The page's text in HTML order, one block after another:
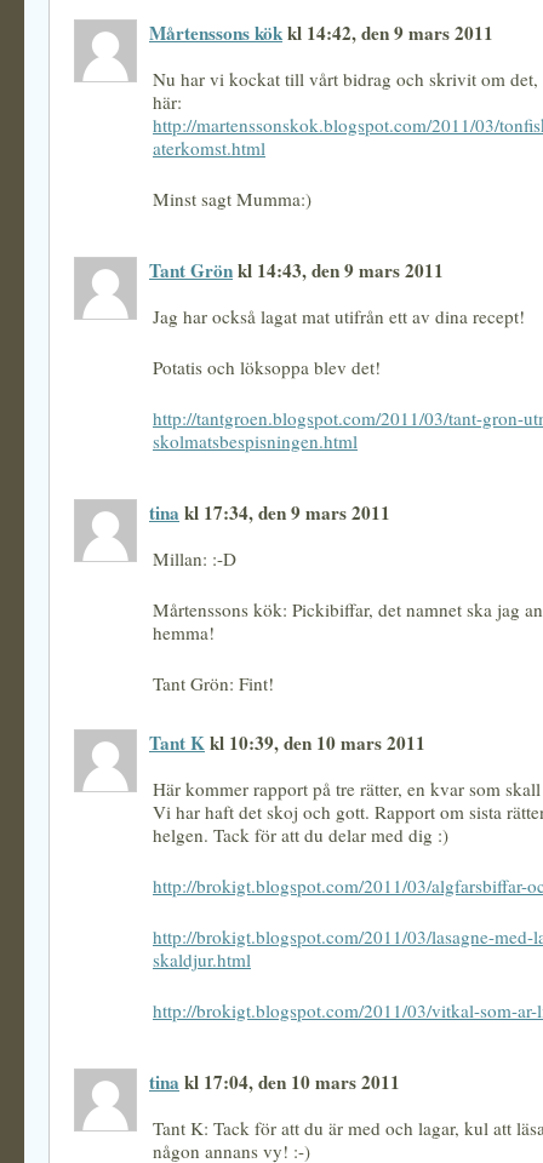
Mårtenssons kökkl 14:42, den 9 mars 2011
Nu har vi kockat till vårt bidrag och skrivit om det,
här:
http://martenssonskok.blogspot.com/2011/03/
aterkomst.html
Minst sagt Mumma:)
Tant Grönkl 14:43, den 9 mars 2011
Jag har också lagat mat utifrån ett av dina recept!
Potatis och löksoppa blev det!
http://tantgroen.blogspot.com/2011/03/tant-gron-
skolmatsbespisningen.html
tina kl 17:34, den 9 mars 2011
Millan: :-D
Mårtenssons kök: Pickibiffar, det namnet ska jag
hemma!
Tant Grön: Fint!
Tant Kkl 10:39, den 10 mars 2011
Här kommer rapport på tre rätter, en kvar som
Vi har haft det skoj och gott. Rapport om sista
helgen. Tack för att du delar med dig :)
http://brokigt.blogspot.com/2011/03/algfarsbiffar-
http://brokigt.blogspot.com/2011/03/lasagne-med-
skaldjur.html
http://brokigt.blogspot.com/2011/03/vitkal-som-
tina kl 17:04, den 10 mars 2011
Tant K: Tack för att du är med och lagar, kul att
någon annans vy! :-)